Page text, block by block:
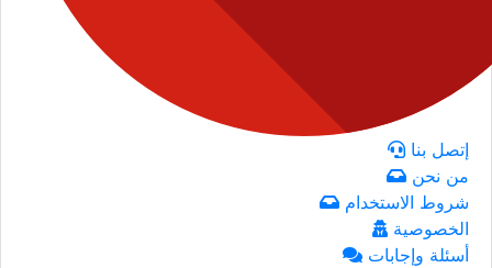
إتصل بنا
من نحن
شروط الاستخدام
الخصوصية
أسئلة وإجابات